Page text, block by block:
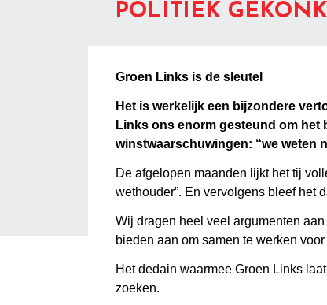
POLITIEK
Groen Links is de sleutel
Het is werkelijk een bijzondere
Links ons enorm gesteund om het
winstwaarschuwingen: “we weten
De afgelopen maanden lijkt het tij
wethouder”. En vervolgens bleef het
Wij dragen heel veel argumenten
bieden aan om samen te werken
Het dedain waarmee Groen Links
zoeken.